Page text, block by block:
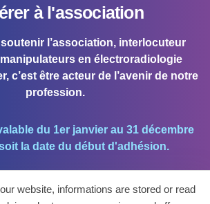
à l'association
soutenir l’association, interlocuteur
en électroradiologie
c’est être acteur de l’avenir de notre
profession.
du 1er janvier au 31 décembre
la date du début d'adhésion.
J'ADHÈRE !
website, informations are stored or read